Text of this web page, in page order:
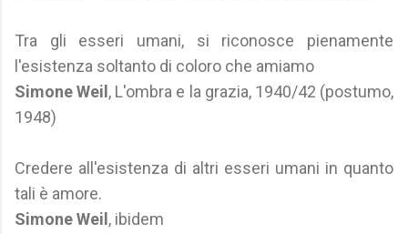
Tra gli esseri umani, si riconosce pienamente
l'esistenza soltanto di coloro che amiamo
Simone Weil , L'ombra e la grazia, 1940/42 (postumo,
1948)
Credere all'esistenza di altri esseri umani in quanto
tali è amore.
Simone Weil , ibidem